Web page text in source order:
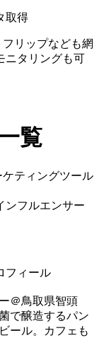
取得
リップなども網
ニタリングも可
覧
ティングツール
ンフルエンサー
フィール
＠鳥取県智頭
で醸造するパン
ール。カフェも